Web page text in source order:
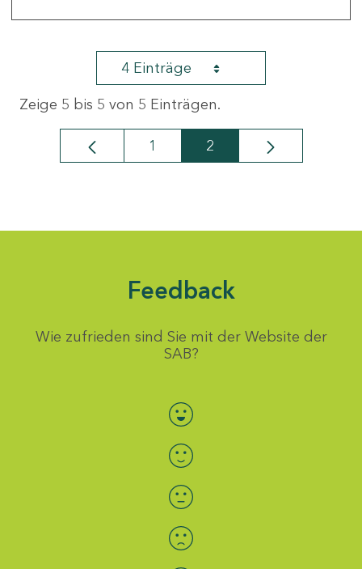
4 Einträge
Zeige 5 bis 5 von 5 Einträgen.
Seite
1 Seite
2
Feedback
Wie zufrieden sind Sie mit der Website der
SAB?
Bewertung auswählen